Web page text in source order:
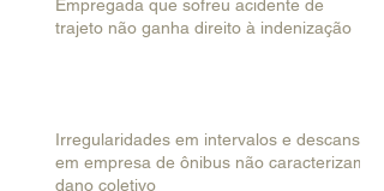
Empregada que sofreu acidente de
trajeto não ganha direito à indenização
Irregularidades em intervalos e descanso
em empresa de ônibus não caracterizam
dano coletivo